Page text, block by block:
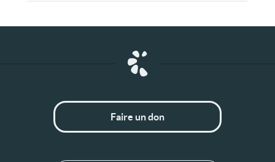
Faire un don